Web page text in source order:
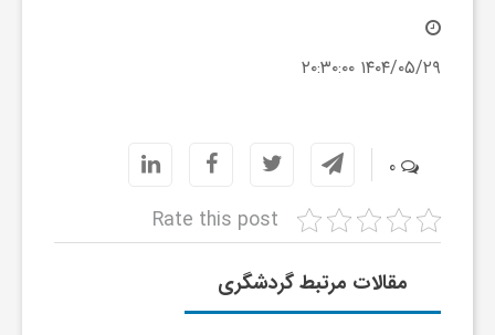
۱۴۰۴/۰۵/۲۹ ۲۰:۳۰:۰۰
Rate this post
0
مقالات مرتبط گردشگری